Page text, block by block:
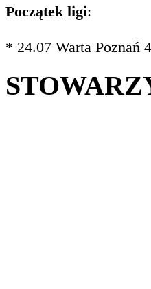
Początek ligi:
* 24.07 Warta Poznań